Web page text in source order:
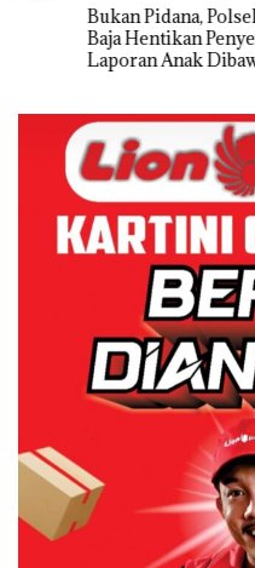
Bukan Pidana, Polsek Lubuk
Baja Hentikan Penyelidikan
Laporan Anak Dibawa Tanpa